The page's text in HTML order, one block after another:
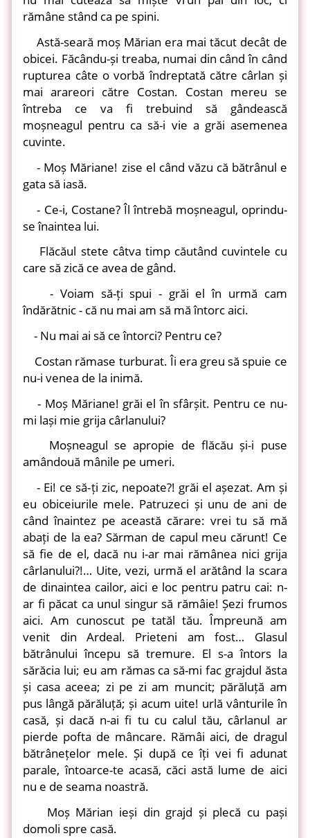
rămâne stând ca pe spini.
Astă-seară moș Mărian era mai tăcut decât de
obicei. Făcându-și treaba, numai din când în când
rupturea câte o vorbă îndreptată către cârlan și
mai arareori către Costan. Costan mereu se
întreba ce va fi trebuind să gândească
moșneagul pentru ca să-i vie a grăi asemenea
cuvinte.
- Moș Măriane! zise el când văzu că bătrânul e
gata să iasă.
- Ce-i, Costane? Îl întrebă moșneagul, oprindu-
se înaintea lui.
Flăcăul stete câtva timp căutând cuvintele cu
care să zică ce avea de gând.
- Voiam să-ți spui - grăi el în urmă cam
îndărătnic - că nu mai am să mă întorc aici.
- Nu mai ai să ce întorci? Pentru ce?
Costan rămase turburat. Îi era greu să spuie ce
nu-i venea de la inimă.
- Moș Măriane! grăi el în sfârșit. Pentru ce nu-
mi lași mie grija cârlanului?
Moșneagul se apropie de flăcău și-i puse
amândouă mânile pe umeri.
- Ei! ce să-ți zic, nepoate?! grăi el așezat. Am și
eu obiceiurile mele. Patruzeci și unu de ani de
când înaintez pe această cărare: vrei tu să mă
abați de la ea? Sărman de capul meu cărunt! Ce
să fie de el, dacă nu i-ar mai rămânea nici grija
cârlanului?!… Uite, vezi, urmă el arătând la scara
de dinaintea cailor, aici e loc pentru patru cai: n-
ar fi păcat ca unul singur să rămâie! Șezi frumos
aici. Am cunoscut pe tatăl tău. Împreună am
venit din Ardeal. Prieteni am fost… Glasul
bătrânului începu să tremure. El s-a întors la
sărăcia lui; eu am rămas ca să-mi fac grajdul ăsta
și casa aceea; zi pe zi am muncit; părăluță am
pus lângă părăluță; și acum uite! urlă vânturile în
casă, și dacă n-ai fi tu cu calul tău, cârlanul ar
pierde pofta de mâncare. Rămâi aici, de dragul
bătrânețelor mele. Și după ce îți vei fi adunat
parale, întoarce-te acasă, căci astă lume de aici
nu e de seama noastră.
Moș Mărian ieși din grajd și plecă cu pași
domoli spre casă.